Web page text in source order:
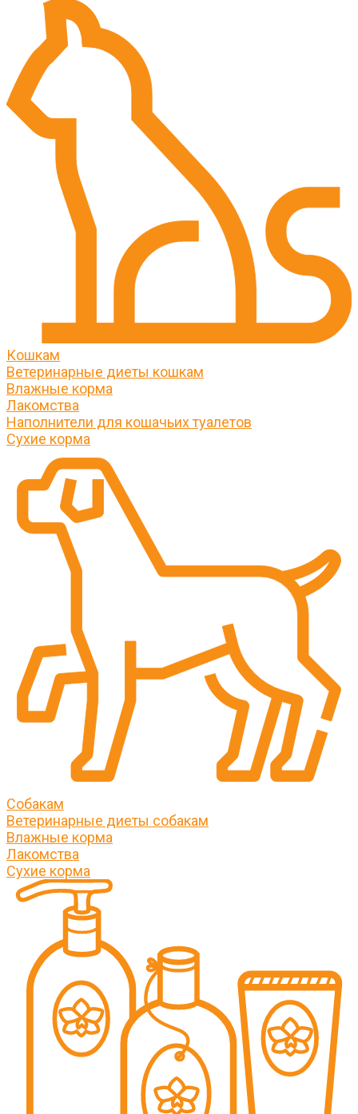
Кошкам
Ветеринарные диеты кошкам
Влажные корма
Лакомства
Наполнители для кошачьих туалетов
Сухие корма
Собакам
Ветеринарные диеты собакам
Влажные корма
Лакомства
Сухие корма